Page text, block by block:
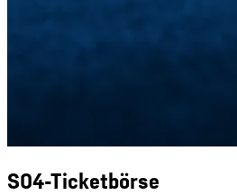
S04-Ticketbörse